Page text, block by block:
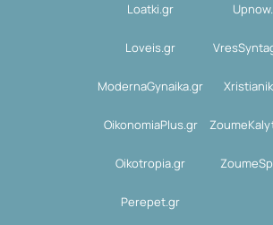
Loatki.gr
Loveis.gr
ModernaGynaika.gr
OikonomiaPlus.gr
Oikotropia.gr
Perepet.gr